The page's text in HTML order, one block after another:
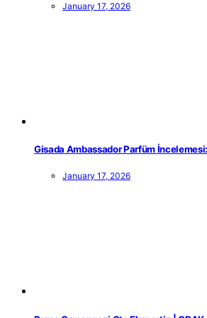
January 17, 2026
Gisada Ambassador Parfüm
January 17, 2026